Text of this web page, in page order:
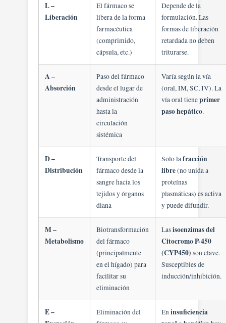
L –
Liberación
El fármaco se
libera de la forma
farmacéutica
(comprimido,
cápsula, etc.)
Depende de la
formulación. Las
formas de liberación
retardada no deben
triturarse.
A –
Absorción
Paso del fármaco
desde el lugar de
administración
hasta la
circulación
sistémica
Varía según la vía
(oral, IM, SC, IV). La
vía oral tieneprimer
paso hepático.
D –
Distribución
Transporte del
fármaco desde la
sangre hacia los
tejidos y órganos
diana
Solo lafracción
libre(no unida a
proteínas
plasmáticas) es activa
y puede difundir.
M –
Metabolismo
Biotransformación
del fármaco
(principalmente
en el hígado) para
facilitar su
eliminación
Lasisoenzimas del
Citocromo P-450
(CYP450) son clave.
Susceptibles de
inducción/inhibición.
E –
Eliminación del
Eninsuficiencia